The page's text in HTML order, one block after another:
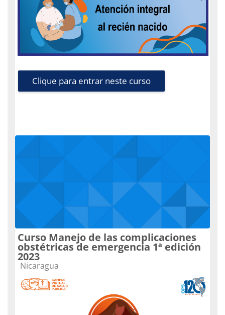
Clique para entrar neste curso
Curso Manejo de las complicaciones
obstétricas de emergencia 1ª edición
2023
Categoria do curso
Nicaragua